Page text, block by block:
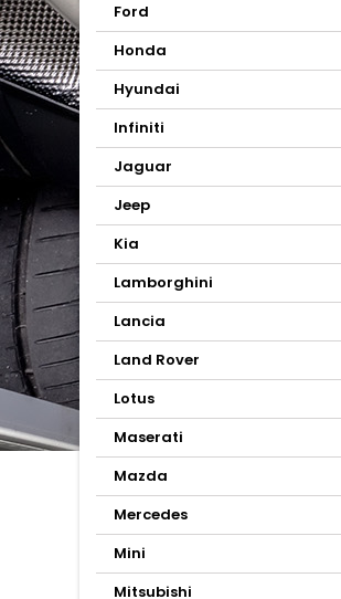
Ford
Honda
Hyundai
Infiniti
Jaguar
Jeep
Kia
Lamborghini
Lancia
Land Rover
Lotus
Maserati
Mazda
Mercedes
Mini
Mitsubishi